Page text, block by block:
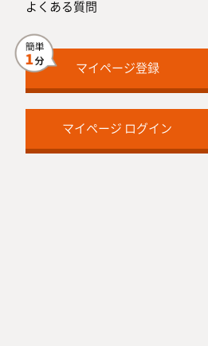
よくある質問
マイページ登録
マイページ ログイン